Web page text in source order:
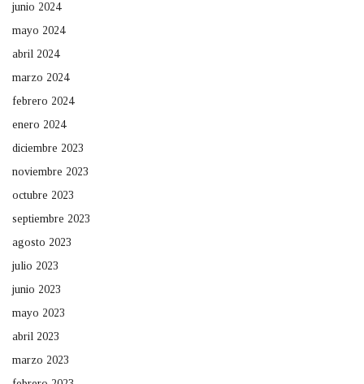
junio 2024
mayo 2024
abril 2024
marzo 2024
febrero 2024
enero 2024
diciembre 2023
noviembre 2023
octubre 2023
septiembre 2023
agosto 2023
julio 2023
junio 2023
mayo 2023
abril 2023
marzo 2023